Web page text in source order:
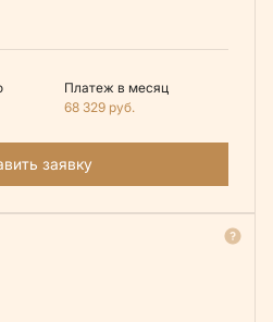
Платеж в месяц
68 329 руб.
заявку